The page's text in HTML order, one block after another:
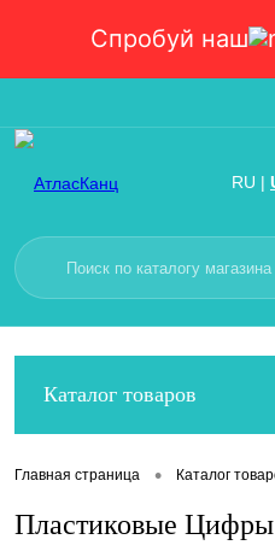
Спробуй наш
RU |
Каталог товаров
Главная страница • Каталог
Пластиковые